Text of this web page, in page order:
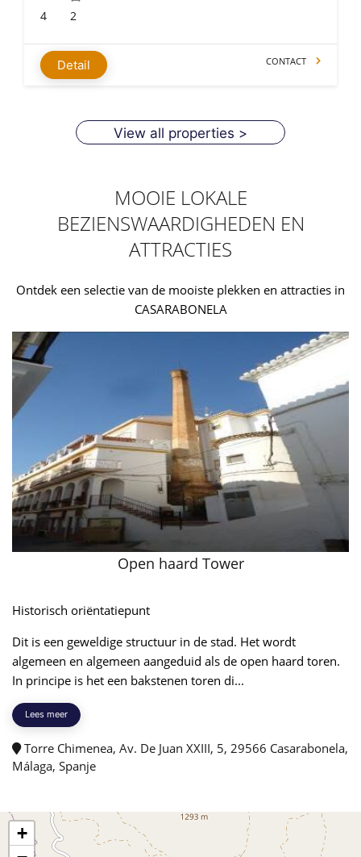
4 2
Detail CONTACT
View all properties >
MOOIE LOKALE
BEZIENSWAARDIGHEDEN EN
ATTRACTIES
Ontdek een selectie van de mooiste plekken en attracties in
CASARABONELA
Open haard Tower
Historisch oriëntatiepunt
Dit is een geweldige structuur in de stad. Het wordt
algemeen en algemeen aangeduid als de open haard toren.
In principe is het een bakstenen toren di...
Lees meer
Torre Chimenea, Av. De Juan XXIII, 5, 29566 Casarabonela,
Málaga, Spanje
+